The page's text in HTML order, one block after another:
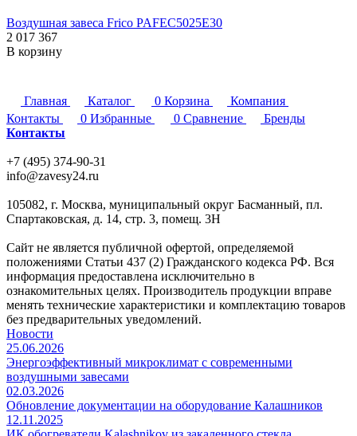
Воздушная завеса Frico PAFEC5025E30
2 017 367
В корзину
Главная Каталог 0 Корзина
Компания
Контакты
0 Избранные 0 Сравнение
Бренды
Контакты
+7 (495) 374-90-31
info@zavesy24.ru
105082, г. Москва, муниципальный округ Басманный, пл.
Спартаковская, д. 14, стр. 3, помещ. 3Н
Сайт не является публичной офертой, определяемой
положениями Статьи 437 (2) Гражданского кодекса РФ. Вся
информация предоставлена исключительно в
ознакомительных целях. Производитель продукции вправе
менять технические характеристики и комплектацию товаров
без предварительных уведомлений.
Новости
25.06.2026
Энергоэффективный микроклимат с современными
воздушными завесами
02.03.2026
Обновление документации на оборудование Калашников
12.11.2025